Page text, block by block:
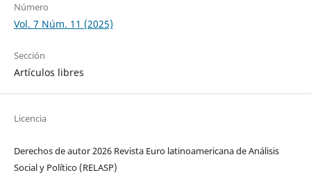
Número
Vol. 7 Núm. 11 (2025)
Sección
Artículos libres
Licencia
Derechos de autor 2026 Revista Euro latinoamericana de Análisis
Social y Político (RELASP)